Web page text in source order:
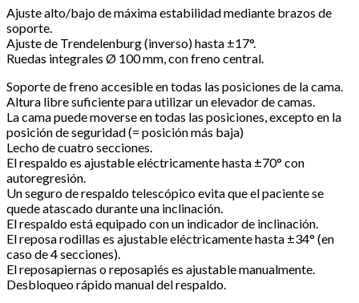
Ajuste alto/bajo de máxima estabilidad mediante brazos de
soporte.
Ajuste de Trendelenburg (inverso) hasta ±17°.
Ruedas integrales Ø 100 mm, con freno central.
Soporte de freno accesible en todas las posiciones de la cama.
Altura libre suficiente para utilizar un elevador de camas.
La cama puede moverse en todas las posiciones, excepto en la
posición de seguridad (= posición más baja)
Lecho de cuatro secciones.
El respaldo es ajustable eléctricamente hasta ±70° con
autoregresión.
Un seguro de respaldo telescópico evita que el paciente se
quede atascado durante una inclinación.
El respaldo está equipado con un indicador de inclinación.
El reposa rodillas es ajustable eléctricamente hasta ±34° (en
caso de 4 secciones).
El reposapiernas o reposapiés es ajustable manualmente.
Desbloqueo rápido manual del respaldo.